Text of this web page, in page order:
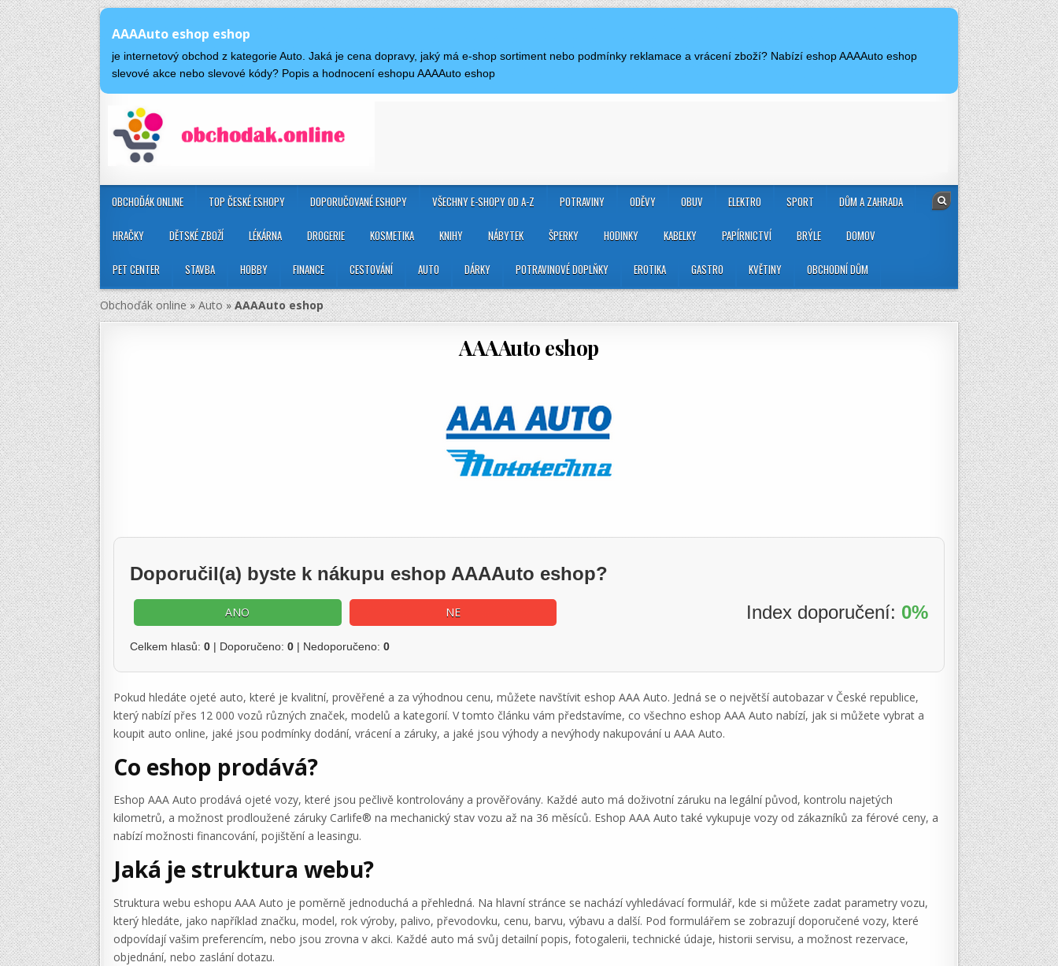
AAAAuto eshop eshop
je internetový obchod z kategorie Auto. Jaká je cena dopravy, jaký má e-shop sortiment nebo podmínky reklamace a vrácení zboží? Nabízí eshop AAAAuto eshop
slevové akce nebo slevové kódy? Popis a hodnocení eshopu AAAAuto eshop
OBCHOĎÁK ONLINE TOP ČESKÉ ESHOPY DOPORUČOVANÉ ESHOPY VŠECHNY E-SHOPY OD A-Z POTRAVINY ODĚVY OBUV ELEKTRO SPORT DŮM A ZAHRADA
HRAČKY DĚTSKÉ ZBOŽÍ LÉKÁRNA DROGERIE KOSMETIKA KNIHY NÁBYTEK ŠPERKY HODINKY KABELKY PAPÍRNICTVÍ BRÝLE DOMOV
PET CENTER STAVBA HOBBY FINANCE CESTOVÁNÍ AUTO DÁRKY POTRAVINOVÉ DOPLŇKY EROTIKA GASTRO KVĚTINY OBCHODNÍ DŮM
Obchoďák online»Auto»AAAAuto eshop
AAAAuto eshop
Doporučil(a) byste k nákupu eshop AAAAuto eshop?
ANO NE Index doporučení: 0%
Celkem hlasů: 0 | Doporučeno: 0 | Nedoporučeno: 0
Pokud hledáte ojeté auto, které je kvalitní, prověřené a za výhodnou cenu, můžete navštívit eshop AAA Auto. Jedná se o největší autobazar v České republice,
který nabízí přes 12 000 vozů různých značek, modelů a kategorií. V tomto článku vám představíme, co všechno eshop AAA Auto nabízí, jak si můžete vybrat a
koupit auto online, jaké jsou podmínky dodání, vrácení a záruky, a jaké jsou výhody a nevýhody nakupování u AAA Auto.
Co eshop prodává?
Eshop AAA Auto prodává ojeté vozy, které jsou pečlivě kontrolovány a prověřovány. Každé auto má doživotní záruku na legální původ, kontrolu najetých
kilometrů, a možnost prodloužené záruky Carlife® na mechanický stav vozu až na 36 měsíců. Eshop AAA Auto také vykupuje vozy od zákazníků za férové ceny, a
nabízí možnosti financování, pojištění a leasingu.
Jaká je struktura webu?
Struktura webu eshopu AAA Auto je poměrně jednoduchá a přehledná. Na hlavní stránce se nachází vyhledávací formulář, kde si můžete zadat parametry vozu,
který hledáte, jako například značku, model, rok výroby, palivo, převodovku, cenu, barvu, výbavu a další. Pod formulářem se zobrazují doporučené vozy, které
odpovídají vašim preferencím, nebo jsou zrovna v akci. Každé auto má svůj detailní popis, fotogalerii, technické údaje, historii servisu, a možnost rezervace,
objednání, nebo zaslání dotazu.